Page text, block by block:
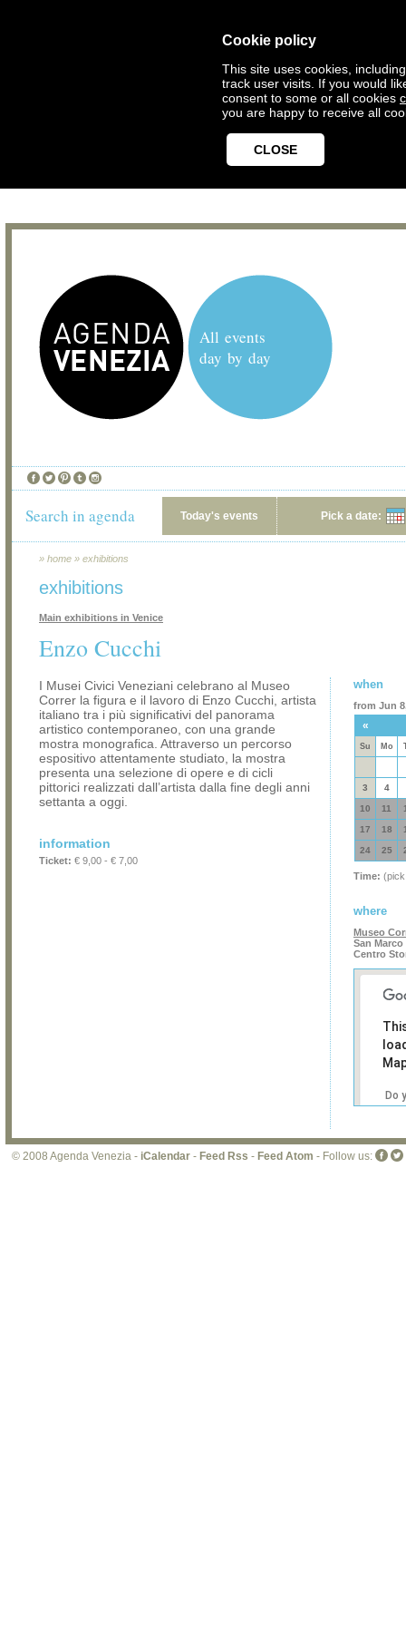
Cookie policy
This site uses cookies,
track user visits. If you would
consent to some or all cookies
you are happy to receive all
CLOSE
All events
day by day
Search in agenda Today's events Pick a date:
» home » exhibitions
exhibitions
Main exhibitions in Venice
Enzo Cucchi
I Musei Civici Veneziani celebrano al Museo
Correr la figura e il lavoro di Enzo Cucchi, artista
italiano tra i più significativi del panorama
artistico contemporaneo, con una grande
mostra monografica. Attraverso un percorso
espositivo attentamente studiato, la mostra
presenta una selezione di opere e di cicli
pittorici realizzati dall’artista dalla fine degli anni
settanta a oggi.
information
Ticket: € 9,00 - € 7,00
when
from Jun
«
Su Mo
3 4
10 11
17 18
24 25
Time:
where
Museo
San Marco
Centro
Do
© 2008 Agenda Venezia - iCalendar - Feed Rss - Feed Atom - Follow us: